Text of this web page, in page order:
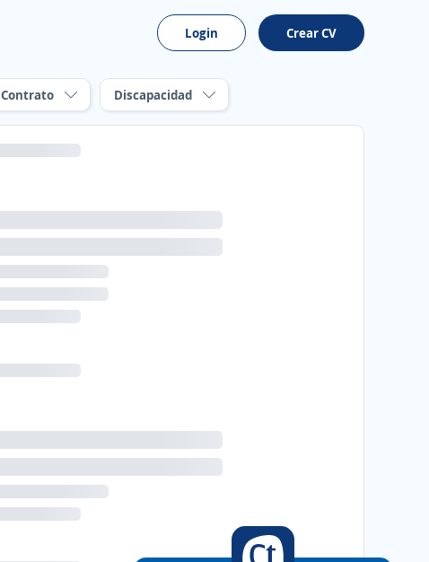
Login Crear CV
Contrato Discapacidad